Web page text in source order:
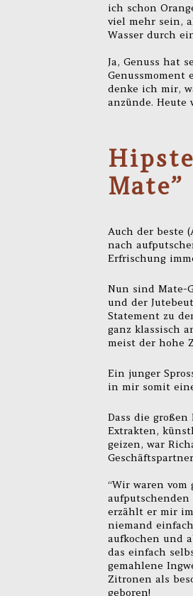
ich schon
viel mehr sein,
Wasser durch
Ja, Genuss hat
Genussmoment
denke ich mir,
anzünde. Heute
Mate”
Auch der beste
nach
Erfrischung
Nun sind Mate-
und der
Statement zu
ganz klassisch
meist der hohe
Ein junger
in mir somit
Dass die
Extrakten,
geizen, war
“Wir waren
aufputschenden
erzählt er mir
niemand
aufkochen und
das einfach
gemahlene
Zitronen als
geboren!